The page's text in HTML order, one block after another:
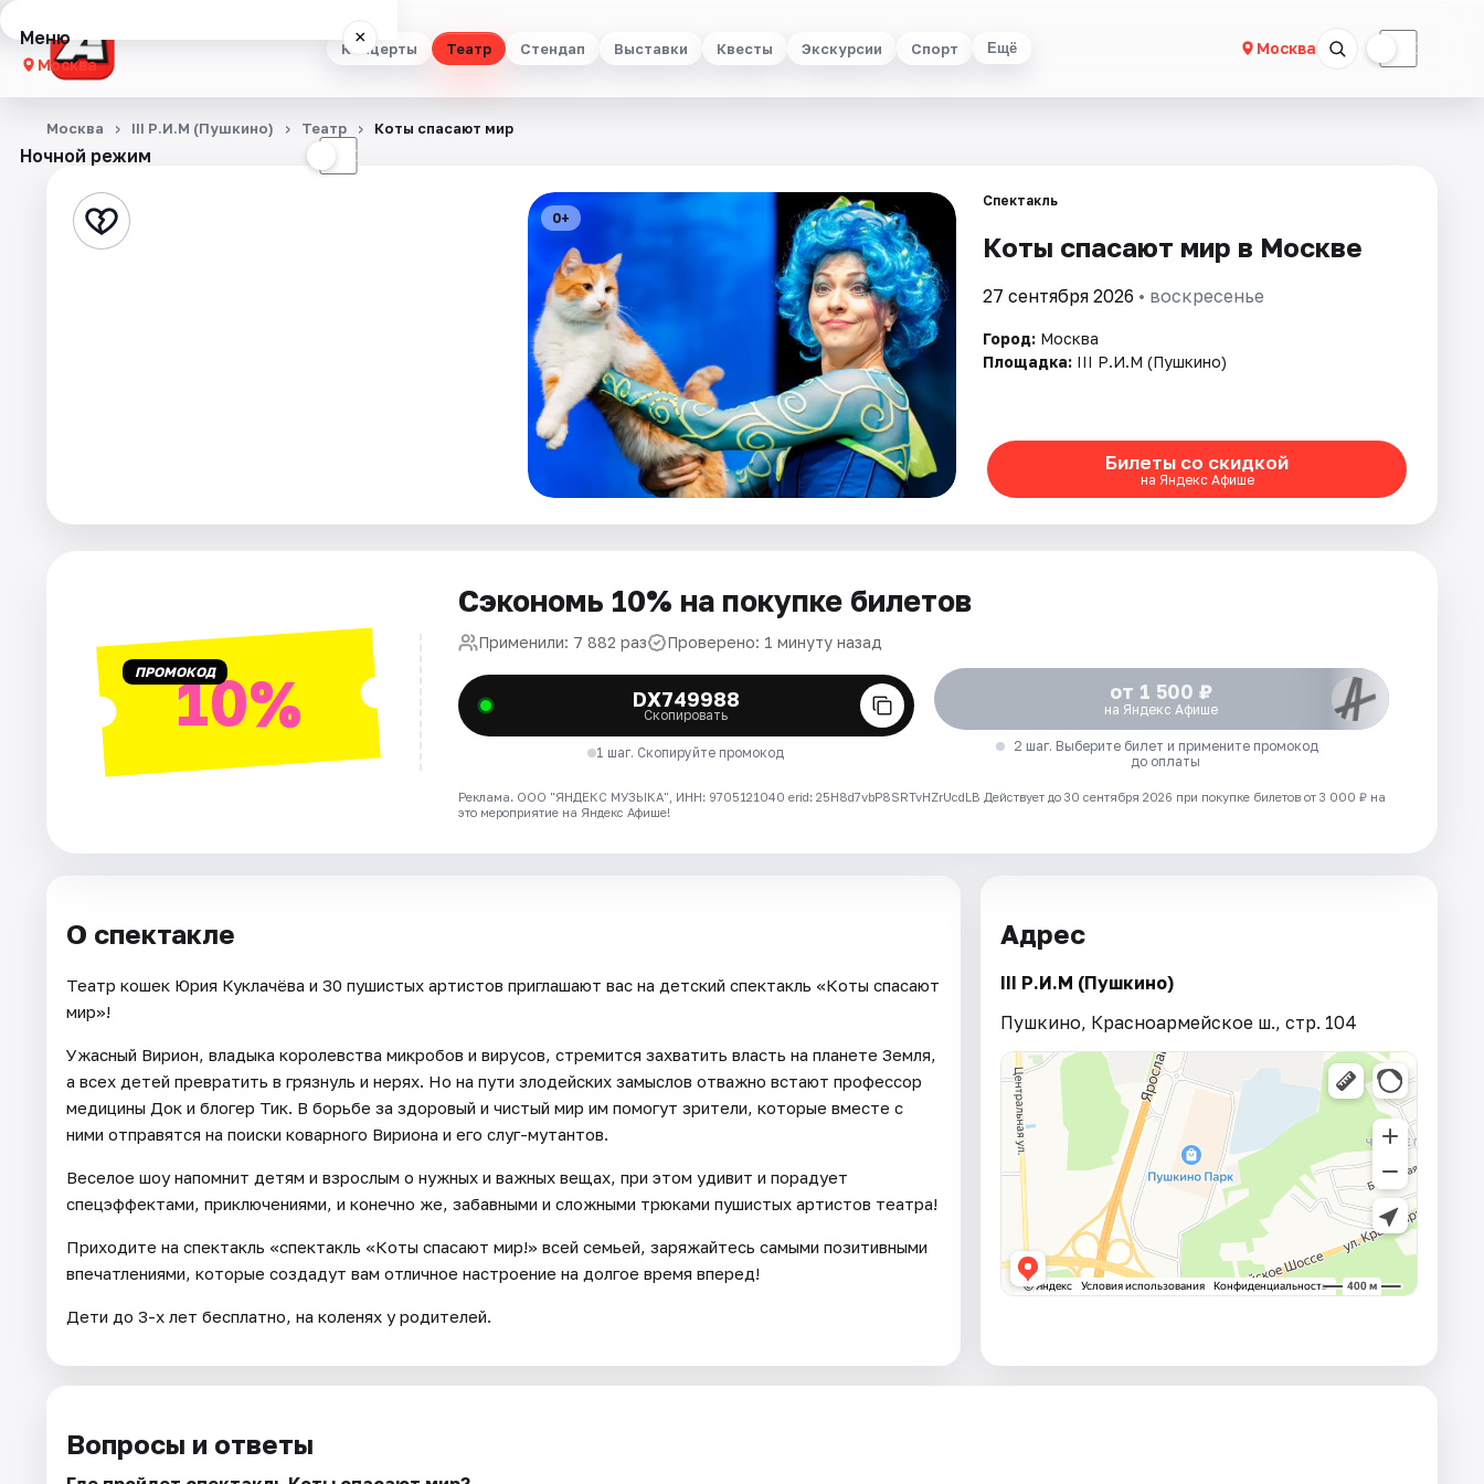
Концерты Театр Стендап Выставки Квесты Экскурсии Спорт Ещё Москва ☾
Меню ×
Москва
Концерты
Стендап
Артисты
Ночной режим ☾
Москва III Р.И.М (Пушкино) Театр Коты спасают мир
0+
Спектакль
Коты спасают мир в Москве
27 сентября 2026 • воскресенье
Город: Москва
Площадка: III Р.И.М (Пушкино)
Билеты со скидкой
на Яндекс Афише
ПРОМОКОД10%
Сэкономь 10% на покупке билетов
Применили: 7 882 раз Проверено: 1 минуту назад
DX749988
Скопировать
1 шаг. Скопируйте промокод
от 1 500 ₽
на Яндекс Афише
2 шаг. Выберите билет и примените промокод
до оплаты
Реклама. ООО "ЯНДЕКС МУЗЫКА", ИНН: 9705121040 erid: 25H8d7vbP8SRTvHZrUcdLB Действует до 30 сентября 2026 при покупке билетов от 3 000 ₽ на
это мероприятие на Яндекс Афише!
О спектакле
Театр кошек Юрия Куклачёва и 30 пушистых артистов приглашают вас на детский спектакль «Коты спасают
мир»!
Ужасный Вирион, владыка королевства микробов и вирусов, стремится захватить власть на планете Земля,
а всех детей превратить в грязнуль и нерях. Но на пути злодейских замыслов отважно встают профессор
медицины Док и блогер Тик. В борьбе за здоровый и чистый мир им помогут зрители, которые вместе с
ними отправятся на поиски коварного Вириона и его слуг-мутантов.
Веселое шоу напомнит детям и взрослым о нужных и важных вещах, при этом удивит и порадует
спецэффектами, приключениями, и конечно же, забавными и сложными трюками пушистых артистов театра!
Приходите на спектакль «спектакль «Коты спасают мир!» всей семьей, заряжайтесь самыми позитивными
впечатлениями, которые создадут вам отличное настроение на долгое время вперед!
Дети до 3-х лет бесплатно, на коленях у родителей.
Адрес
III Р.И.М (Пушкино)
Пушкино, Красноармейское ш., стр. 104
Вопросы и ответы